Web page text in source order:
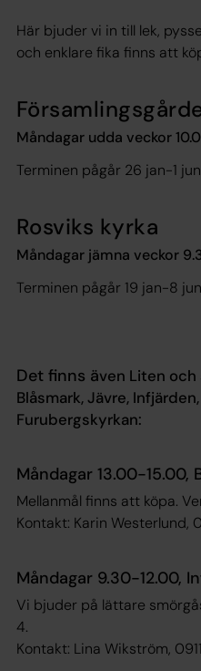
Här bjuder vi in till lek,
och enklare fika finns att
Måndagar udda veckor
Terminen pågår 26 jan-1
Rosviks kyrka
Måndagar jämna veckor
Terminen pågår 19 jan-8
Det finns även Liten
Blåsmark, Jävre,
Furubergskyrkan:
Måndagar 13.00-15.00,
Mellanmål finns att köpa.
Kontakt: Karin Westerlund,
Måndagar 9.30-12.00,
Vi bjuder på lättare
4.
Kontakt: Lina Wikström,